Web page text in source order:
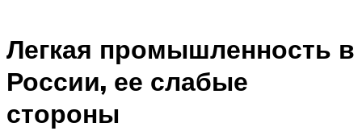
Легкая промышленность в
России, ее слабые
стороны